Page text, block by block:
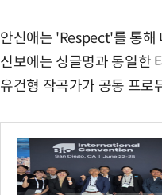
안신애는 'Respect'를 통해
신보에는 싱글명과 동일한
유건형 작곡가가 공동 프로